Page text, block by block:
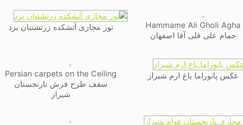
Hammame Ali Gholi Agha
حمام علی قلی آقا اصفهان
تور مجازی آتشکده زرتشتیان یزد
عکس پانوراما باغ ارم شیراز
Persian carpets on the Ceiling
سقف طرح فرش نارنجستان
شیراز